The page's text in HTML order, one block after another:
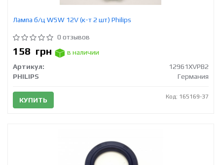
Лампа б/ц W5W 12V (к-т 2 шт) Philips
0 отзывов
158 грн
в наличии
Артикул:
12961XVPB2
PHILIPS
Германия
КУПИТЬ Код: 165169-37